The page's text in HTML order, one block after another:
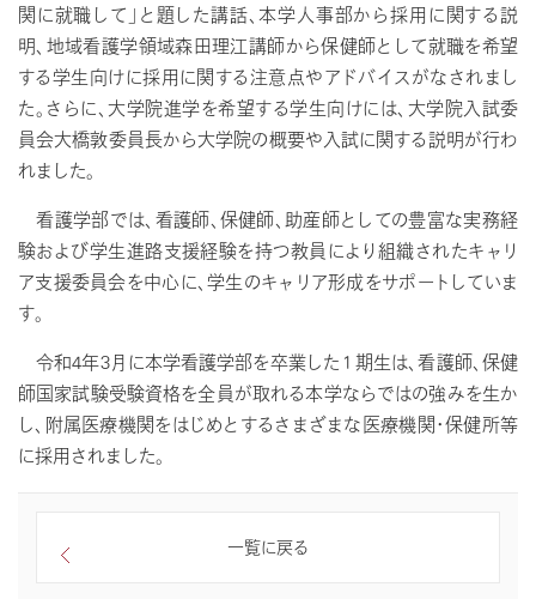
関に就職して」と題した講話、本学人事部から採用に関する説
明、地域看護学領域森田理江講師から保健師として就職を希望
する学生向けに採用に関する注意点やアドバイスがなされまし
た。さらに、大学院進学を希望する学生向けには、大学院入試委
員会大橋敦委員長から大学院の概要や入試に関する説明が行わ
れました。
看護学部では、看護師、保健師、助産師としての豊富な実務経
験および学生進路支援経験を持つ教員により組織されたキャリ
ア支援委員会を中心に、学生のキャリア形成をサポートしていま
す。
令和4年3月に本学看護学部を卒業した１期生は、看護師、保健
師国家試験受験資格を全員が取れる本学ならではの強みを生か
し、附属医療機関をはじめとするさまざまな医療機関・保健所等
に採用されました。
一覧に戻る